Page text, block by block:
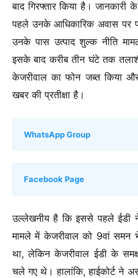
बाद गिरफ्तार किया है।
पहले उनके आधिकारिक अवास पर
उनके पास उत्पाद शुल्क नीति
इसके बाद करीब तीन घंटे तक
केजरीवाल का फोन जब्त किया
खबर की प्रतीक्षा है।
WhatsApp Group
Facebook Page
उल्लेखनीय है कि इससे पहले ईडी ने
मामले में केजरीवाल को 9वां
था, लेकिन केजरीवाल ईडी के
चले गए थे। हालांकि, हाईकोर्ट ने